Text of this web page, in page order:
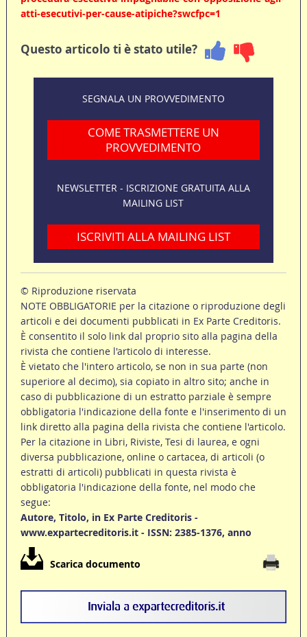
atti-esecutivi-per-cause-atipiche?swcfpc=1
Questo articolo ti è stato utile?
SEGNALA UN PROVVEDIMENTO
COME TRASMETTERE UN
PROVVEDIMENTO
NEWSLETTER - ISCRIZIONE GRATUITA ALLA
MAILING LIST
ISCRIVITI ALLA MAILING LIST
© Riproduzione riservata
NOTE OBBLIGATORIE per la citazione o riproduzione degli
articoli e dei documenti pubblicati in Ex Parte Creditoris.
È consentito il solo link dal proprio sito alla pagina della
rivista che contiene l'articolo di interesse.
È vietato che l'intero articolo, se non in sua parte (non
superiore al decimo), sia copiato in altro sito; anche in
caso di pubblicazione di un estratto parziale è sempre
obbligatoria l'indicazione della fonte e l'inserimento di un
link diretto alla pagina della rivista che contiene l'articolo.
Per la citazione in Libri, Riviste, Tesi di laurea, e ogni
diversa pubblicazione, online o cartacea, di articoli (o
estratti di articoli) pubblicati in questa rivista è
obbligatoria l'indicazione della fonte, nel modo che
segue:
Autore, Titolo, in Ex Parte Creditoris -
www.expartecreditoris.it - ISSN: 2385-1376, anno
Scarica documento